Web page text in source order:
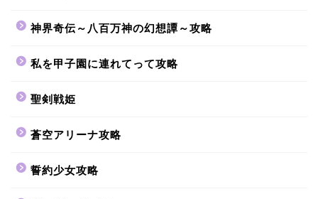
神界奇伝～八百万神の幻想譚～攻略
私を甲子園に連れてって攻略
聖剣戦姫
蒼空アリーナ攻略
誓約少女攻略